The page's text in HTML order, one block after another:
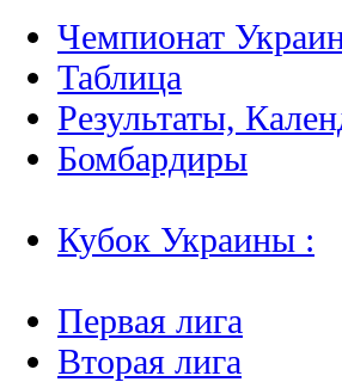
Чемпионат
Таблица
Результаты,
Бомбардиры
Кубок Украины :
Первая лига
Вторая лига